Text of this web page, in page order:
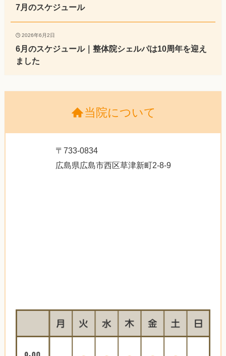
7月のスケジュール
2026年6月2日
6月のスケジュール｜整体院シェルパは10周年を迎え
ました
当院について
〒733-0834
広島県広島市西区草津新町2-8-9